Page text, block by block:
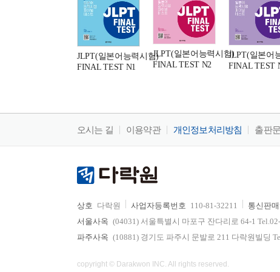
JLPT(일본어능력시험)
FINAL TEST N1
JLPT(일본어능력시험)
FINAL TEST N2
JLPT(일본어
FINAL TEST
오시는 길 이용약관 개인정보처리방침 출판
상호 다락원 사업자등록번호 110-81-32211 통신판
서울사옥 (04031) 서울특별시 마포구 잔다리로 64-1
파주사옥 (10881) 경기도 파주시 문발로 211 다락원빌딩
copyright © Darakwon INC. All rights reserved.